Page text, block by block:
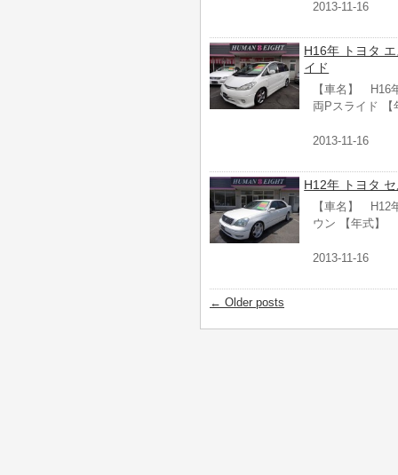
2013-11-16
H16年 トヨタ
イド
【車名】 H16
両Pスライド
2013-11-16
H12年 トヨタ
【車名】 H12
ウン 【年式】
2013-11-16
← Older posts